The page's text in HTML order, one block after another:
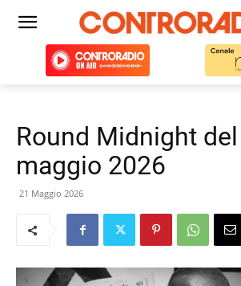
Round Midnight
maggio 2026
21 Maggio 2026